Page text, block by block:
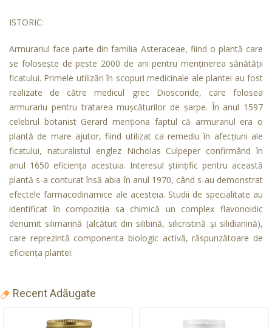
ISTORIC:
Armurariul face parte din familia Asteraceae, fiind o plantă care
se foloseşte de peste 2000 de ani pentru menţinerea sănătăţii
ficatului. Primele utilizări în scopuri medicinale ale plantei au fost
realizate de către medicul grec Dioscoride, care folosea
armurariu pentru tratarea muşcăturilor de şarpe. În anul 1597
celebrul botanist Gerard menţiona faptul că armurariul era o
plantă de mare ajutor, fiind utilizat ca remediu în afecţiuni ale
ficatului, naturalistul englez Nicholas Culpeper confirmând în
anul 1650 eficienţa acestuia. Interesul ştiinţific pentru această
plantă s-a conturat însă abia în anul 1970, când s-au demonstrat
efectele farmacodinamice ale acesteia. Studii de specialitate au
identificat în compoziţia sa chimică un complex flavonoidic
denumit silimarină (alcătuit din silibină, silicristină şi silidianină),
care reprezintă componenta biologic activă, răspunzătoare de
eficienţa plantei.
Recent Adăugate